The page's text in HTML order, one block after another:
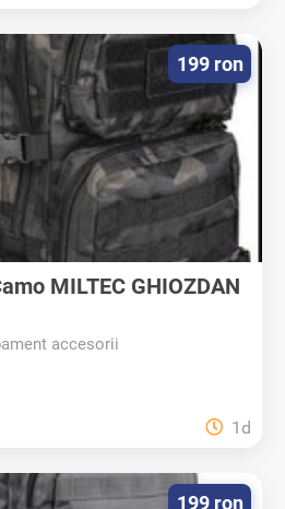
MILTEC GHIOZDAN
accesorii
199 ron
1d
199 ron